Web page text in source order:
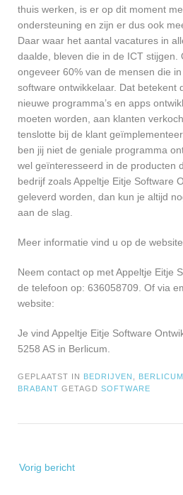
thuis werken, is er op dit moment
ondersteuning en zijn er dus ook
Daar waar het aantal vacatures in
daalde, bleven die in de ICT stijgen.
ongeveer 60% van de mensen die
software ontwikkelaar. Dat betekent
nieuwe programma’s en apps
moeten worden, aan klanten
tenslotte bij de klant
ben jij niet de geniale programma
wel geïnteresseerd in de producten
bedrijf zoals Appeltje Eitje Software
geleverd worden, dan kun je altijd
aan de slag.
Meer informatie vind u op de
Neem contact op met Appeltje Eitje
de telefoon op: 636058709. Of via
website:
Je vind Appeltje Eitje Software
5258 AS in Berlicum.
GEPLAATST IN BEDRIJVEN BERLICUM
BRABANT GETAGD SOFTWARE
navigatie
Vorig bericht